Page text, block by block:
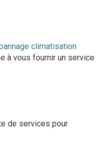
climatisation
à vous fournir un service
de services pour